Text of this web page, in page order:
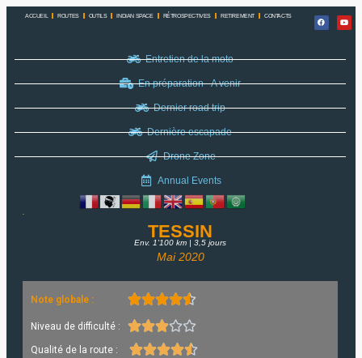
ACCUEIL ROUTES OUTILS INDIAN SPACE RÉTROSPECTIVES RETIREMENT CONTACTS
Entretien de la moto
En préparation - A venir
Dernier road trip
Dernière escapade
Drone Zone
Annual Events
TESSIN
Env. 1'100 km | 3,5 jours
Mai 2020
Note globale : 
Niveau de difficulté : 
Qualité de la route : 